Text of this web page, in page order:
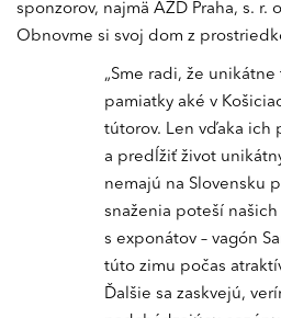
sponzorov, najmä AŽD Praha, s. r.
Obnovme si svoj dom z
„Sme radi, že
pamiatky aké v
tútorov. Len vďaka ich
a predĺžiť život
nemajú na Slovensku
snaženia poteší
s exponátov – vagón
túto zimu počas
Ďalšie sa zaskvejú,